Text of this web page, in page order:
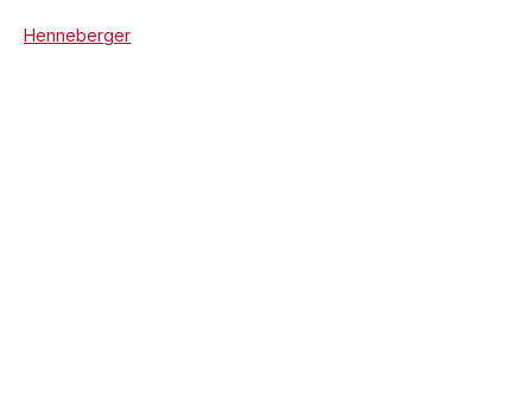
Henneberger